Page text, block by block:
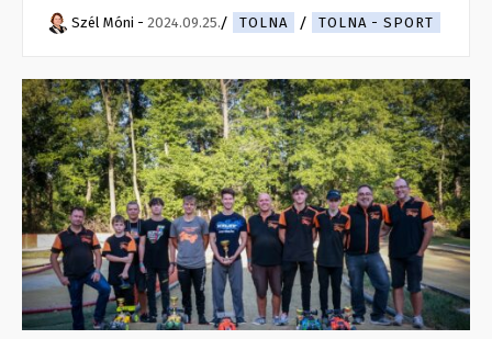
Szél Móni - 2024.09.25. TOLNA TOLNA - SPORT